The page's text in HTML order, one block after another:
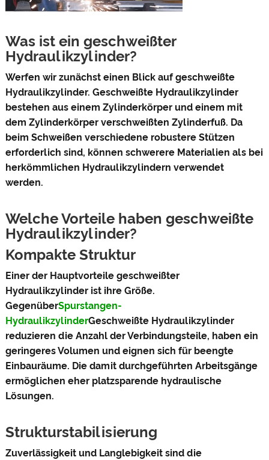
Was ist ein geschweißter
Hydraulikzylinder?
Werfen wir zunächst einen Blick auf geschweißte
Hydraulikzylinder. Geschweißte Hydraulikzylinder
bestehen aus einem Zylinderkörper und einem mit
dem Zylinderkörper verschweißten Zylinderfuß. Da
beim Schweißen verschiedene robustere Stützen
erforderlich sind, können schwerere Materialien als bei
herkömmlichen Hydraulikzylindern verwendet
werden.
Welche Vorteile haben geschweißte
Hydraulikzylinder?
Kompakte Struktur
Einer der Hauptvorteile geschweißter
Hydraulikzylinder ist ihre Größe.
GegenüberSpurstangen-
HydraulikzylinderGeschweißte Hydraulikzylinder
reduzieren die Anzahl der Verbindungsteile, haben ein
geringeres Volumen und eignen sich für beengte
Einbauräume. Die damit durchgeführten Arbeitsgänge
ermöglichen eher platzsparende hydraulische
Lösungen.
Strukturstabilisierung
Zuverlässigkeit und Langlebigkeit sind die